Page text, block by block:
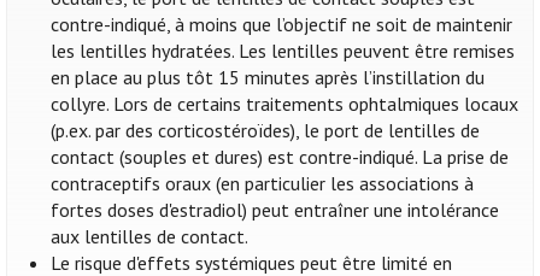
contre-indiqué, à moins que l’objectif ne soit de maintenir
les lentilles hydratées. Les lentilles peuvent être remises
en place au plus tôt 15 minutes après l’instillation du
collyre. Lors de certains traitements ophtalmiques locaux
(p.ex. par des corticostéroïdes), le port de lentilles de
contact (souples et dures) est contre-indiqué. La prise de
contraceptifs oraux (en particulier les associations à
fortes doses d'estradiol) peut entraîner une intolérance
aux lentilles de contact.
Le risque d'effets systémiques peut être limité en